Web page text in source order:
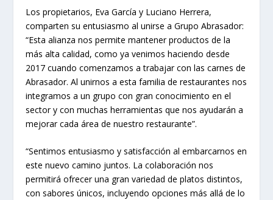
Los propietarios, Eva García y Luciano Herrera,
comparten su entusiasmo al unirse a Grupo Abrasador:
“Esta alianza nos permite mantener productos de la
más alta calidad, como ya venimos haciendo desde
2017 cuando comenzamos a trabajar con las carnes de
Abrasador. Al unirnos a esta familia de restaurantes nos
integramos a un grupo con gran conocimiento en el
sector y con muchas herramientas que nos ayudarán a
mejorar cada área de nuestro restaurante”.
“Sentimos entusiasmo y satisfacción al embarcarnos en
este nuevo camino juntos. La colaboración nos
permitirá ofrecer una gran variedad de platos distintos,
con sabores únicos, incluyendo opciones más allá de lo